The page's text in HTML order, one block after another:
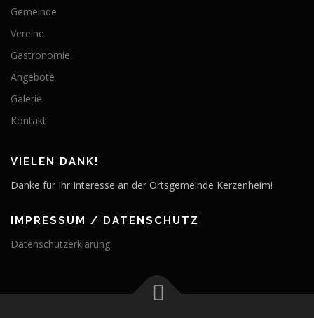
Gemeinde
Vereine
Gastronomie
Angebote
Galerie
Kontakt
VIELEN DANK!
Danke für Ihr Interesse an der Ortsgemeinde Kerzenheim!
IMPRESSUM / DATENSCHUTZ
Datenschutzerklärung